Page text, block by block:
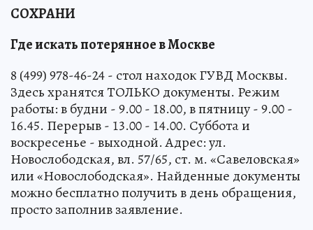
СОХРАНИ
Где искать потерянное в Москве
8 (499) 978-46-24 - стол находок ГУВД Москвы.
Здесь хранятся ТОЛЬКО документы. Режим
работы: в будни - 9.00 - 18.00, в пятницу - 9.00 -
16.45. Перерыв - 13.00 - 14.00. Суббота и
воскресенье - выходной. Адрес: ул.
Новослободская, вл. 57/65, ст. м. «Савеловская»
или «Новослободская». Найденные документы
можно бесплатно получить в день обращения,
просто заполнив заявление.